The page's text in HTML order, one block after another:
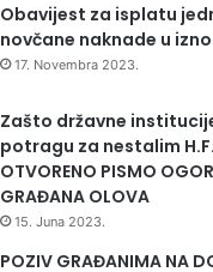
Obavijest za isplatu
novčane naknade u
17. Novembra 2023.
Zašto državne
potragu za nestalim
OTVORENO PISMO
GRAĐANA OLOVA
15. Juna 2023.
POZIV GRAĐANIMA NA